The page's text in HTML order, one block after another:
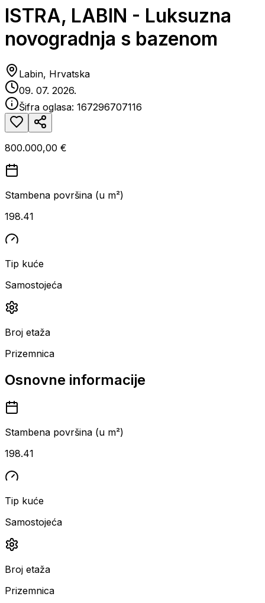
ISTRA, LABIN - Luksuzna
novogradnja s bazenom
Labin, Hrvatska
09. 07. 2026.
Šifra oglasa: 167296707116
800.000,00 €
Stambena površina (u m²)
198.41
Tip kuće
Samostojeća
Broj etaža
Prizemnica
Osnovne informacije
Stambena površina (u m²)
198.41
Tip kuće
Samostojeća
Broj etaža
Prizemnica